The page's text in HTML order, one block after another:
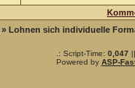
» Lohnen sich individuelle
.: Script-Time: 0,047
Powered by ASP-